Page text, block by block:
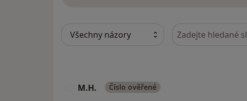
Hledejte v názorech
M.H. Číslo ověřené